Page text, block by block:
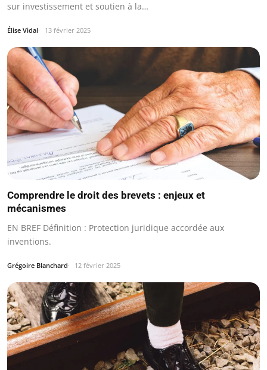
sur investissement et soutien à la…
Élise Vidal 13 février 2025
Comprendre le droit des brevets : enjeux et
mécanismes
EN BREF Définition : Protection juridique accordée aux
inventions.
Grégoire Blanchard 12 février 2025